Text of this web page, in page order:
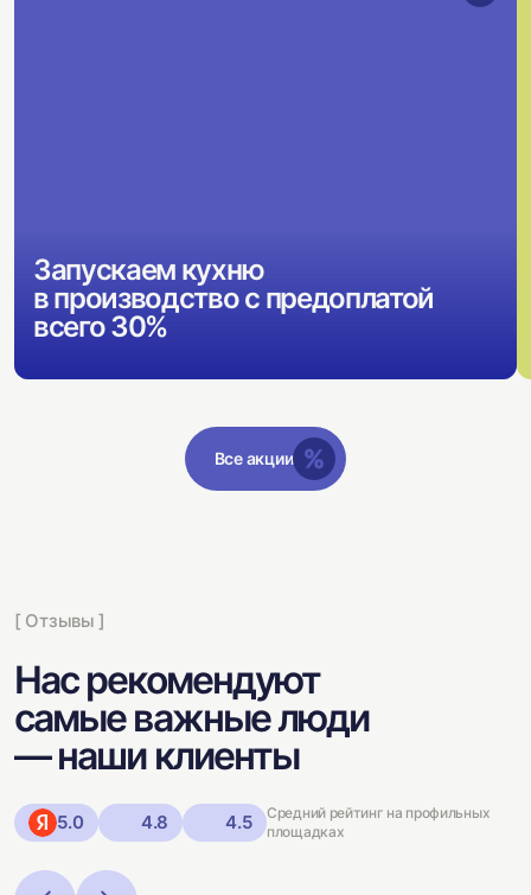
Запускаем кухню
в производство с предоплатой
всего 30%
Все акции
[ Отзывы ]
Нас рекомендуют
самые важные люди
— наши клиенты
5.0 4.8 4.5
Средний рейтинг на профильных
площадках